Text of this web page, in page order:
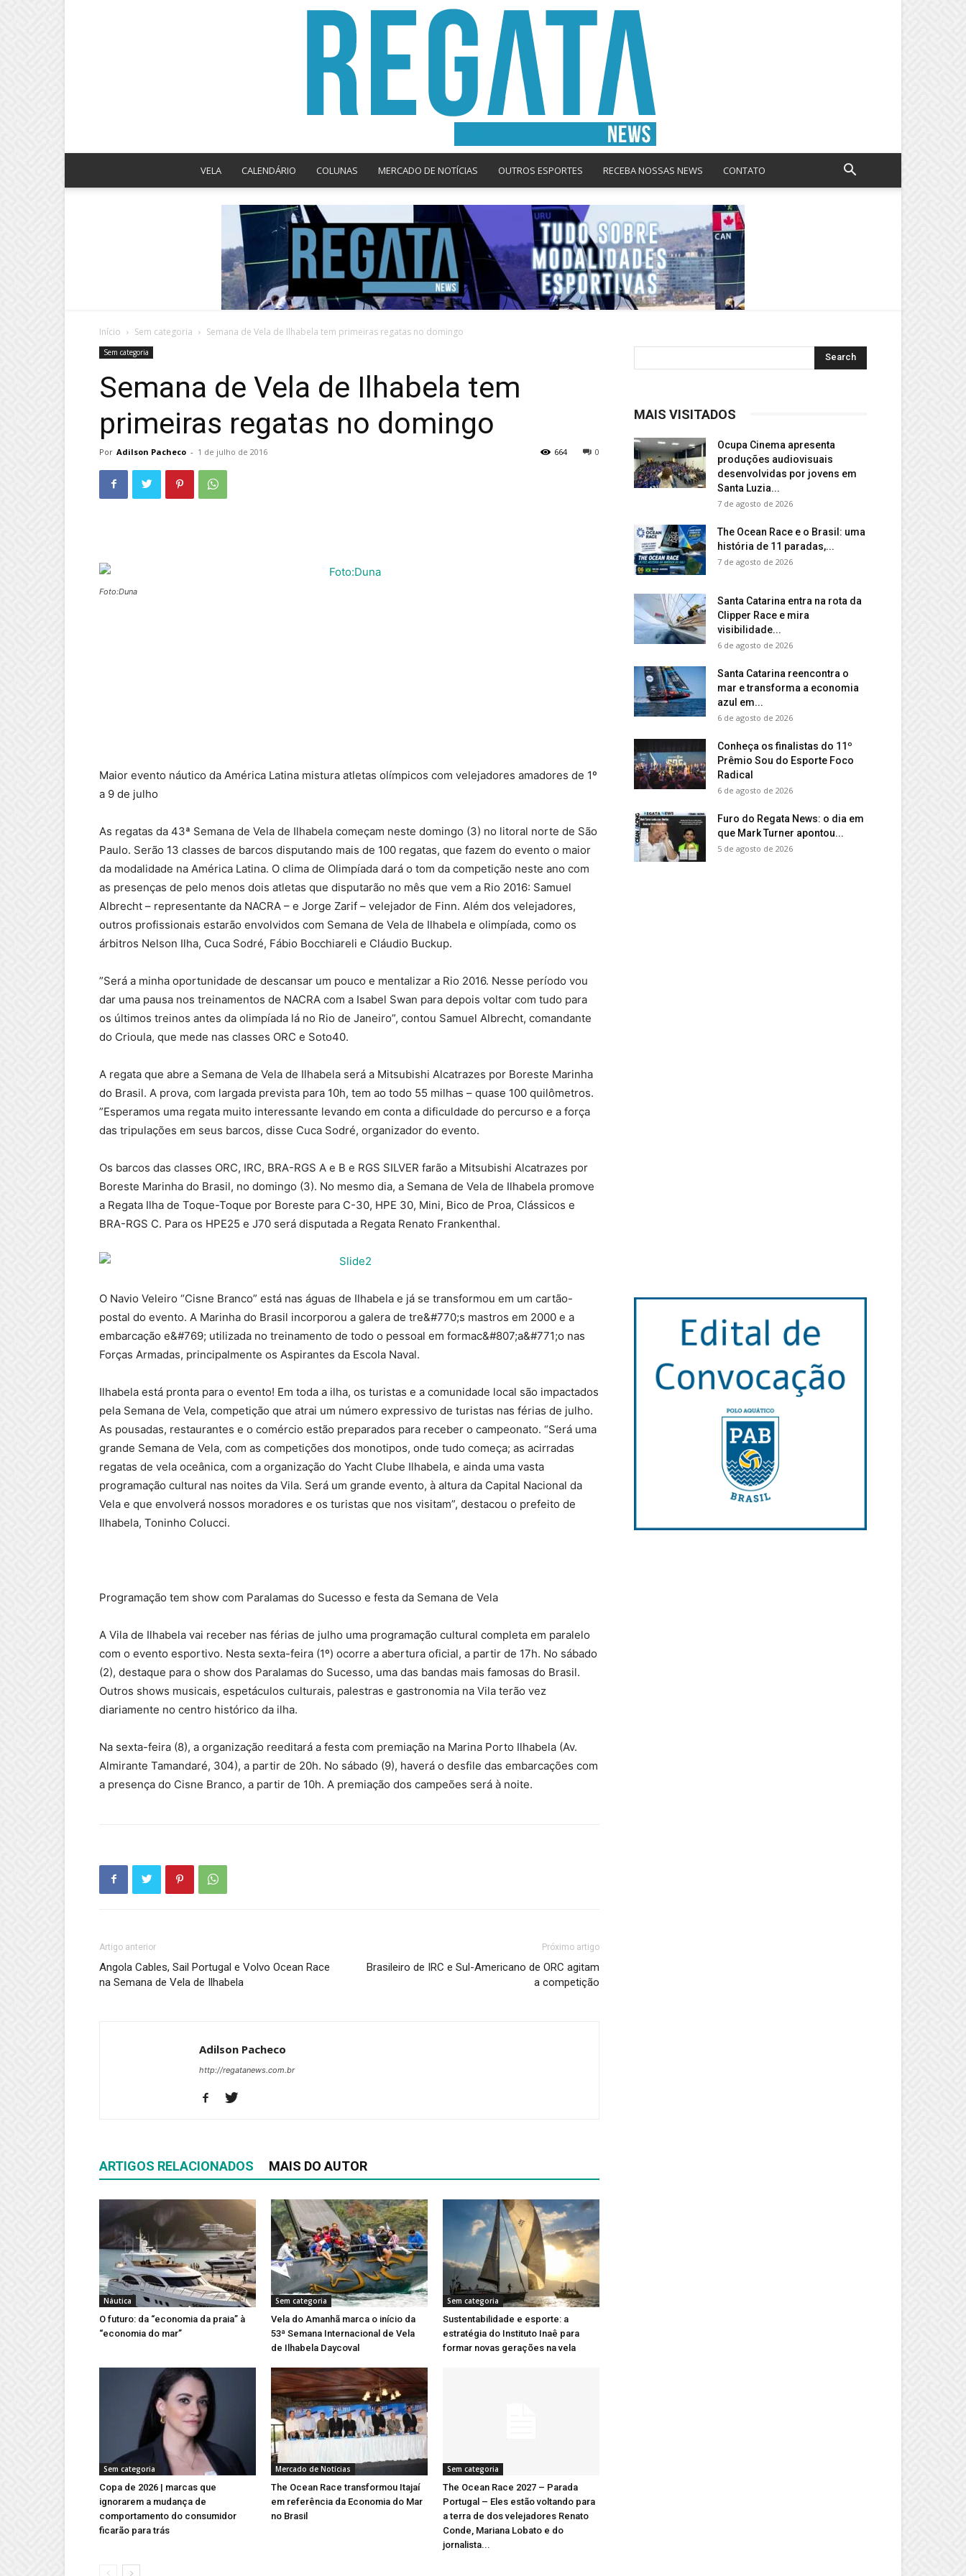
News
VELA CALENDÁRIO COLUNAS MERCADO DE NOTÍCIAS OUTROS ESPORTES RECEBA NOSSAS NEWS CONTATO
Início Sem categoria Semana de Vela de Ilhabela tem primeiras regatas no domingo
Sem categoria
Semana de Vela de Ilhabela tem
primeiras regatas no domingo
Por Adilson Pacheco - 1 de julho de 2016 0
664
Foto:Duna
Maior evento náutico da América Latina mistura atletas olímpicos com velejadores amadores de 1º
a 9 de julho
As regatas da 43ª Semana de Vela de Ilhabela começam neste domingo (3) no litoral norte de São
Paulo. Serão 13 classes de barcos disputando mais de 100 regatas, que fazem do evento o maior
da modalidade na América Latina. O clima de Olimpíada dará o tom da competição neste ano com
as presenças de pelo menos dois atletas que disputarão no mês que vem a Rio 2016: Samuel
Albrecht – representante da NACRA – e Jorge Zarif – velejador de Finn. Além dos velejadores,
outros profissionais estarão envolvidos com Semana de Vela de Ilhabela e olimpíada, como os
árbitros Nelson Ilha, Cuca Sodré, Fábio Bocchiareli e Cláudio Buckup.
”Será a minha oportunidade de descansar um pouco e mentalizar a Rio 2016. Nesse período vou
dar uma pausa nos treinamentos de NACRA com a Isabel Swan para depois voltar com tudo para
os últimos treinos antes da olimpíada lá no Rio de Janeiro”, contou Samuel Albrecht, comandante
do Crioula, que mede nas classes ORC e Soto40.
A regata que abre a Semana de Vela de Ilhabela será a Mitsubishi Alcatrazes por Boreste Marinha
do Brasil. A prova, com largada prevista para 10h, tem ao todo 55 milhas – quase 100 quilômetros.
”Esperamos uma regata muito interessante levando em conta a dificuldade do percurso e a força
das tripulações em seus barcos, disse Cuca Sodré, organizador do evento.
Os barcos das classes ORC, IRC, BRA-RGS A e B e RGS SILVER farão a Mitsubishi Alcatrazes por
Boreste Marinha do Brasil, no domingo (3). No mesmo dia, a Semana de Vela de Ilhabela promove
a Regata Ilha de Toque-Toque por Boreste para C-30, HPE 30, Mini, Bico de Proa, Clássicos e
BRA-RGS C. Para os HPE25 e J70 será disputada a Regata Renato Frankenthal.
O Navio Veleiro “Cisne Branco” está nas águas de Ilhabela e já se transformou em um cartão-
postal do evento. A Marinha do Brasil incorporou a galera de tre&#770;s mastros em 2000 e a
embarcação e&#769; utilizada no treinamento de todo o pessoal em formac&#807;a&#771;o nas
Forças Armadas, principalmente os Aspirantes da Escola Naval.
Ilhabela está pronta para o evento! Em toda a ilha, os turistas e a comunidade local são impactados
pela Semana de Vela, competição que atrai um número expressivo de turistas nas férias de julho.
As pousadas, restaurantes e o comércio estão preparados para receber o campeonato. “Será uma
grande Semana de Vela, com as competições dos monotipos, onde tudo começa; as acirradas
regatas de vela oceânica, com a organização do Yacht Clube Ilhabela, e ainda uma vasta
programação cultural nas noites da Vila. Será um grande evento, à altura da Capital Nacional da
Vela e que envolverá nossos moradores e os turistas que nos visitam”, destacou o prefeito de
Ilhabela, Toninho Colucci.
Programação tem show com Paralamas do Sucesso e festa da Semana de Vela
A Vila de Ilhabela vai receber nas férias de julho uma programação cultural completa em paralelo
com o evento esportivo. Nesta sexta-feira (1º) ocorre a abertura oficial, a partir de 17h. No sábado
(2), destaque para o show dos Paralamas do Sucesso, uma das bandas mais famosas do Brasil.
Outros shows musicais, espetáculos culturais, palestras e gastronomia na Vila terão vez
diariamente no centro histórico da ilha.
Na sexta-feira (8), a organização reeditará a festa com premiação na Marina Porto Ilhabela (Av.
Almirante Tamandaré, 304), a partir de 20h. No sábado (9), haverá o desfile das embarcações com
a presença do Cisne Branco, a partir de 10h. A premiação dos campeões será à noite.
Artigo anterior
Angola Cables, Sail Portugal e Volvo Ocean Race
na Semana de Vela de Ilhabela
Próximo artigo
Brasileiro de IRC e Sul-Americano de ORC agitam
a competição
Adilson Pacheco
http://regatanews.com.br
ARTIGOS RELACIONADOS MAIS DO AUTOR
Náutica
O futuro: da “economia da praia” à
“economia do mar”
Sem categoria
Vela do Amanhã marca o início da
53ª Semana Internacional de Vela
de Ilhabela Daycoval
Sem categoria
Sustentabilidade e esporte: a
estratégia do Instituto Inaê para
formar novas gerações na vela
Sem categoria
Copa de 2026 | marcas que
ignorarem a mudança de
comportamento do consumidor
ficarão para trás
Mercado de Notícias
The Ocean Race transformou Itajaí
em referência da Economia do Mar
no Brasil
Sem categoria
The Ocean Race 2027 – Parada
Portugal – Eles estão voltando para
a terra de dos velejadores Renato
Conde, Mariana Lobato e do
jornalista...
MAIS VISITADOS
Ocupa Cinema apresenta
produções audiovisuais
desenvolvidas por jovens em
Santa Luzia...
7 de agosto de 2026
The Ocean Race e o Brasil: uma
história de 11 paradas,...
7 de agosto de 2026
Santa Catarina entra na rota da
Clipper Race e mira
visibilidade...
6 de agosto de 2026
Santa Catarina reencontra o
mar e transforma a economia
azul em...
6 de agosto de 2026
Conheça os finalistas do 11º
Prêmio Sou do Esporte Foco
Radical
6 de agosto de 2026
Furo do Regata News: o dia em
que Mark Turner apontou...
5 de agosto de 2026